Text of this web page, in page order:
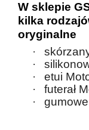
W sklepie
kilka
oryginalne
·
·
·
etui
·
futerał
·